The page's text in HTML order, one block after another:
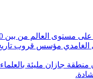
في آيسف الدولي لعام 2022م.
الغامدي مؤسس قروب
جازان مليئة بالعلماء